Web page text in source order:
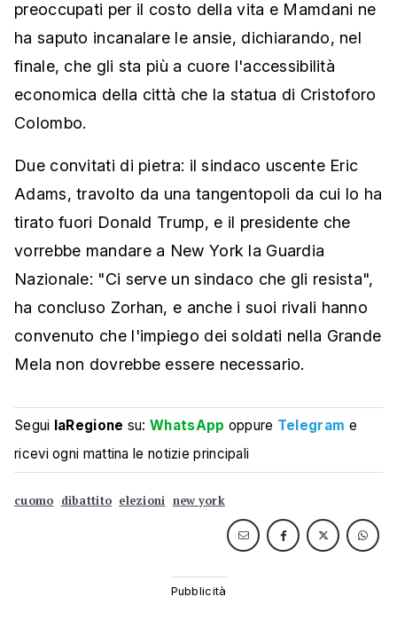
preoccupati per il costo della vita e Mamdani ne
ha saputo incanalare le ansie, dichiarando, nel
finale, che gli sta più a cuore l'accessibilità
economica della città che la statua di Cristoforo
Colombo.
Due convitati di pietra: il sindaco uscente Eric
Adams, travolto da una tangentopoli da cui lo ha
tirato fuori Donald Trump, e il presidente che
vorrebbe mandare a New York la Guardia
Nazionale: "Ci serve un sindaco che gli resista",
ha concluso Zorhan, e anche i suoi rivali hanno
convenuto che l'impiego dei soldati nella Grande
Mela non dovrebbe essere necessario.
Segui laRegione su:WhatsApp oppure Telegram e
ricevi ogni mattina le notizie principali
cuomo dibattito elezioni new york